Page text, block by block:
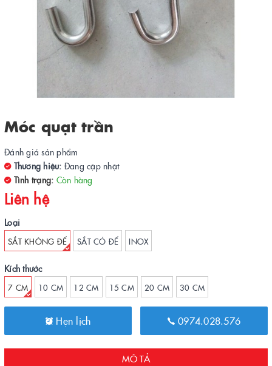
Móc quạt trần
Đánh giá sản phẩm
Thương hiệu: Đang cập nhật
Tình trạng: Còn hàng
Liên hệ
Loại
SẮT KHÔNG ĐẾ SẮT CÓ ĐẾ INOX
Kích thước
7 CM 10 CM 12 CM 15 CM 20 CM 30 CM
Hẹn lịch 0974.028.576
MÔ TẢ